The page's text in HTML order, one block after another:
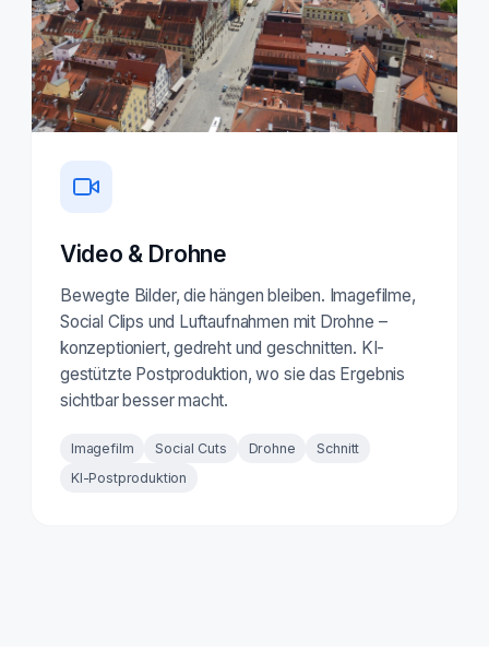
Video & Drohne
Bewegte Bilder, die hängen bleiben. Imagefilme,
Social Clips und Luftaufnahmen mit Drohne –
konzeptioniert, gedreht und geschnitten. KI-
gestützte Postproduktion, wo sie das Ergebnis
sichtbar besser macht.
Imagefilm Social Cuts Drohne
Schnitt
KI-Postproduktion